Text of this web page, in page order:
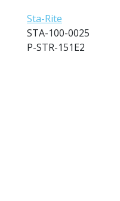
Sta-Rite
STA-100-0025
P-STR-151E2